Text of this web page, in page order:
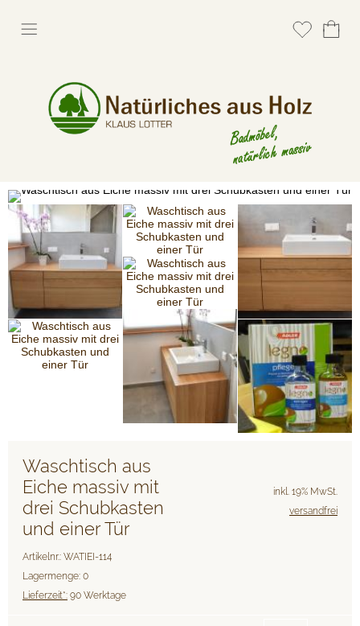
Waschtisch aus
Eiche massiv mit
drei Schubkasten
und einer Tür
Artikelnr.: WATIEI-114
Lagermenge: 0
Lieferzeit*: 90 Werktage
inkl. 19% MwSt.
versandfrei